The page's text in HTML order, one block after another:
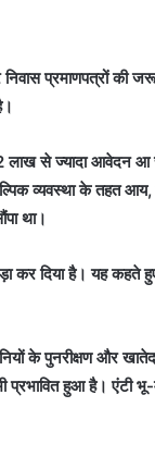
प्रमाणपत्रों की
लाख से ज्यादा आवेदन
व्यवस्था के तहत
था।
कर दिया है। यह कहते
के पुनरीक्षण और
प्रभावित हुआ है। एंटी भू-